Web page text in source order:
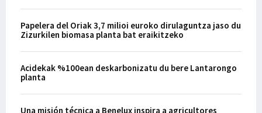
Papelera del Oriak 3,7 milioi euroko dirulaguntza jaso du
Zizurkilen biomasa planta bat eraikitzeko
Acidekak %100ean deskarbonizatu du bere Lantarongo
planta
Una misión técnica a Benelux inspira a agricultores